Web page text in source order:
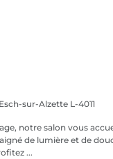
Esch-sur-Alzette L-4011
notre salon vous
de lumière et de
...